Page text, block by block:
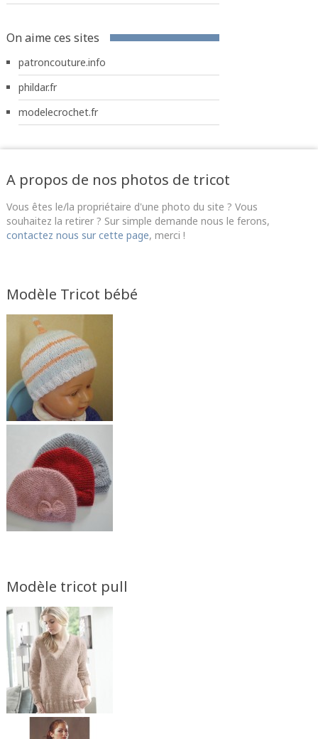
On aime ces sites
patroncouture.info
phildar.fr
modelecrochet.fr
A propos de nos photos de tricot
Vous êtes le/la propriétaire d'une photo du site ? Vous
souhaitez la retirer ? Sur simple demande nous le ferons,
contactez nous sur cette page, merci !
Modèle Tricot bébé
Modèle tricot pull